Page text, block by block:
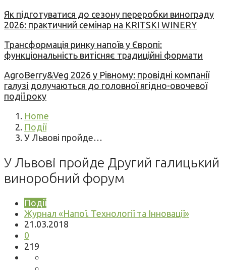
Як підготуватися до сезону переробки винограду
2026: практичний семінар на KRITSKI WINERY
Трансформація ринку напоїв у Європі:
функціональність витісняє традиційні формати
AgroBerry&Veg 2026 у Рівному: провідні компанії
галузі долучаються до головної ягідно-овочевої
події року
Home
Події
У Львові пройде…
У Львові пройде Другий галицький
виноробний форум
Події
Журнал «Напої. Технології та Інновації»
21.03.2018
0
219